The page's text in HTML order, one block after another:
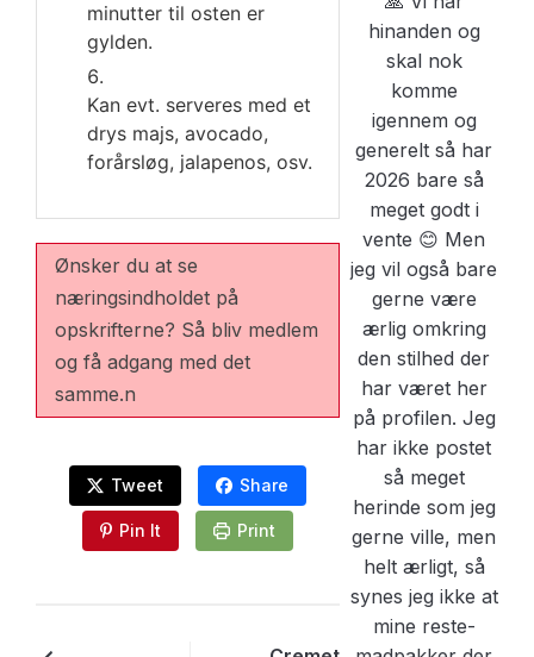
minutter til osten er
gylden.
Kan evt. serveres med et
drys majs, avocado,
forårsløg, jalapenos, osv.
Ønsker du at se
næringsindholdet på
opskrifterne? Så bliv medlem
og få adgang med det
samme.n
Tweet Share
Pin It Print